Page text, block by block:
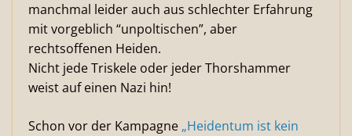
manchmal leider auch aus schlechter Erfahrung
mit vorgeblich “unpoltischen”, aber
rechtsoffenen Heiden.
Nicht jede Triskele oder jeder Thorshammer
weist auf einen Nazi hin!
Schon vor der Kampagne „Heidentum ist kein